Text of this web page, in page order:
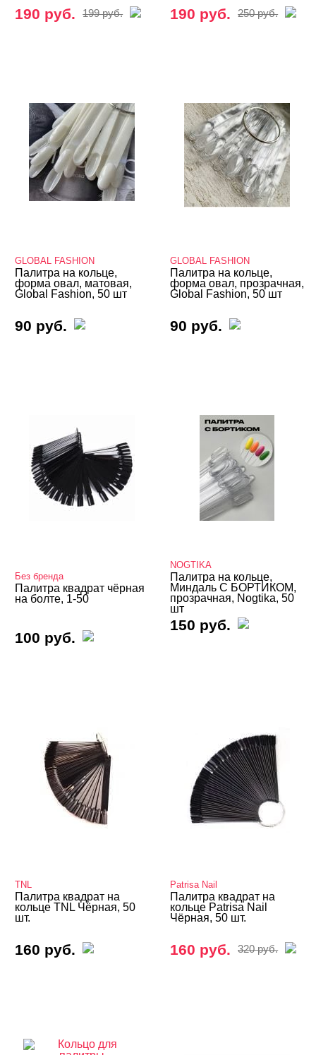
190 руб. 199 руб. 190 руб. 250 руб.
GLOBAL FASHION
Палитра на кольце,
форма овал, матовая,
Global Fashion, 50 шт
90 руб.
GLOBAL FASHION
Палитра на кольце,
форма овал, прозрачная,
Global Fashion, 50 шт
90 руб.
Без бренда
Палитра квадрат чёрная
на болте, 1-50
100 руб.
NOGTIKA
Палитра на кольце,
Миндаль С БОРТИКОМ,
прозрачная, Nogtika, 50
шт
150 руб.
TNL
Палитра квадрат на
кольце TNL Чёрная, 50
шт.
160 руб.
Patrisa Nail
Палитра квадрат на
кольце Patrisa Nail
Чёрная, 50 шт.
160 руб. 320 руб.